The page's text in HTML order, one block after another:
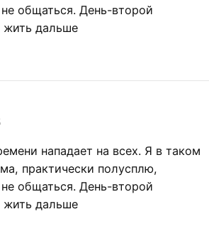
общаться. День-второй
жить дальше
нападает на всех. Я в таком
практически полусплю,
общаться. День-второй
жить дальше